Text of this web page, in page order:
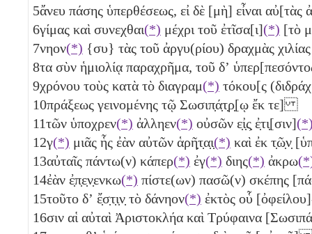
5ἄνευ πάσης ὑπερθέσεως, εἰ δὲ [μὴ] εἶναι αὐ[τὰς
6γίμας καὶ συνεχθαι(*) μέχρι τοῦ ἐτῖσα[ι](*) [τὸ
7νηον(*) {συ} τὰς τοῦ ἀργυ(ρίου) δραχμὰς
8τα σὺν ἡμιολίᾳ παραχρῆμα, τοῦ δʼ
9χρόνου τοὺς κατὰ τὸ διαγραμ(*) τόκου[ς
10πράξεως γεινομένης τῷ Σωσιπ̣ά̣τ̣ρ̣[ῳ ἔκ τε]
11τῶν ὑποχρεν(*) ἀλληεν(*) οὐσῶν ε̣ἰ̣ς̣ ἐ̣τι̣[σιν]
12γ(*) μιᾶς ἧς ἐὰν αὐτῶν ἁρῆ̣τ̣α̣ι̣(*) καὶ ἐκ τ̣ῶ̣ν̣
13αὐταῖς πάντω(ν) κάπερ(*) ἐγ(*) διης(*) ἀκρω
14ἐὰν ἐ̣π̣ε̣ν̣ενκω(*) πίστε(ων) πασῶ(ν) σκέπης
15τοῦτο δʼ ἔ̣σ̣τ̣ι̣ν̣ τὸ δάνηον(*) ἐκτὸς οὗ
16σιν αἱ αὐταὶ Ἀριστοκλήα καὶ Τρύφαινα